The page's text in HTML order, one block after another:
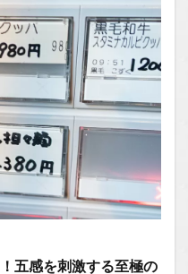
五感を刺激する至極の